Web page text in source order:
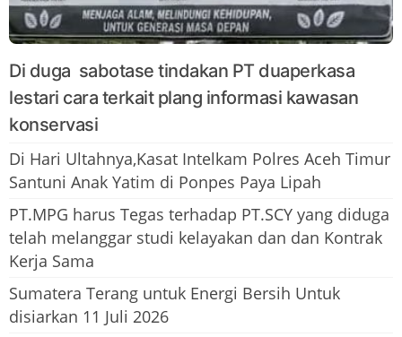
Di duga sabotase tindakan PT duaperkasa
lestari cara terkait plang informasi kawasan
konservasi
Di Hari Ultahnya,Kasat Intelkam Polres Aceh Timur
Santuni Anak Yatim di Ponpes Paya Lipah
PT.MPG harus Tegas terhadap PT.SCY yang diduga
telah melanggar studi kelayakan dan dan Kontrak
Kerja Sama
Sumatera Terang untuk Energi Bersih Untuk
disiarkan 11 Juli 2026